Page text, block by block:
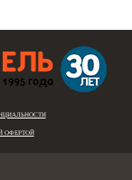
ОФЕРТОЙ